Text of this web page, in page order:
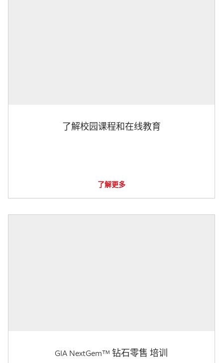
了解校园课程和在线教育
了解更多
GIA NextGem™ 钻石零售 培训